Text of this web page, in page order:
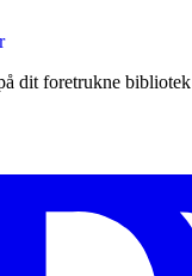
dit foretrukne bibliotek